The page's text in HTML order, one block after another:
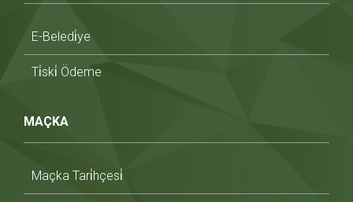
E-Beledi̇ye
Ti̇ski̇ Ödeme
MAÇKA
Maçka Tari̇hçesi̇